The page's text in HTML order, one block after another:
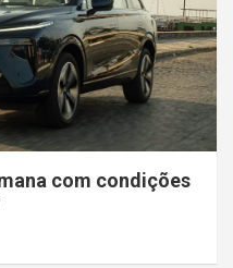
com condições